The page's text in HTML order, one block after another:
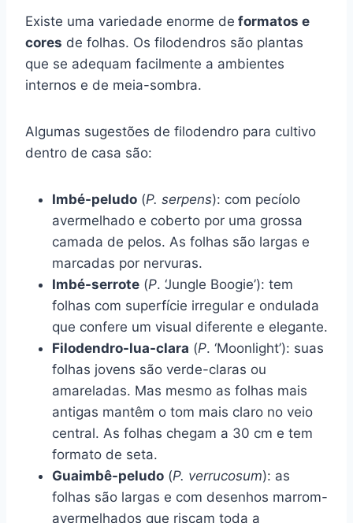
Existe uma variedade enorme de formatos e
cores de folhas. Os filodendros são plantas
que se adequam facilmente a ambientes
internos e de meia-sombra.
Algumas sugestões de filodendro para cultivo
dentro de casa são:
Imbé-peludo (P. serpens): com pecíolo
avermelhado e coberto por uma grossa
camada de pelos. As folhas são largas e
marcadas por nervuras.
Imbé-serrote (P. ‘Jungle Boogie’): tem
folhas com superfície irregular e ondulada
que confere um visual diferente e elegante.
Filodendro-lua-clara (P. ‘Moonlight’): suas
folhas jovens são verde-claras ou
amareladas. Mas mesmo as folhas mais
antigas mantêm o tom mais claro no veio
central. As folhas chegam a 30 cm e tem
formato de seta.
Guaimbê-peludo (P. verrucosum): as
folhas são largas e com desenhos marrom-
avermelhados que riscam toda a